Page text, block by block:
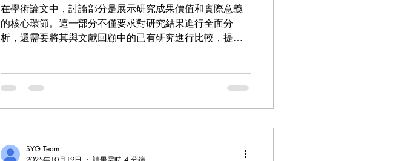
在學術論文中，討論部分是展示研究成果價值和實際意義
的核心環節。這一部分不僅要求對研究結果進行全面分
析，還需要將其與文獻回顧中的已有研究進行比較，提煉
研究的局限性與未來方向四個方面，詳細講解討論部分的
撰寫技巧，幫助您在這一環節脫穎而出。
SYG Team